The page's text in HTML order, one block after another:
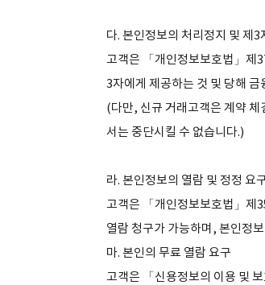
다. 본인정보의 처리정지 및 제
고객은 「개인정보보호법」제
3자에게 제공하는 것 및 당해
(다만, 신규 거래고객은 계약 체
서는 중단시킬 수 없습니다.)
라. 본인정보의 열람 및 정정 요
고객은 「개인정보보호법」제
열람 청구가 가능하며, 본인정
마. 본인의 무료 열람 요구
고객은 「신용정보의 이용 및